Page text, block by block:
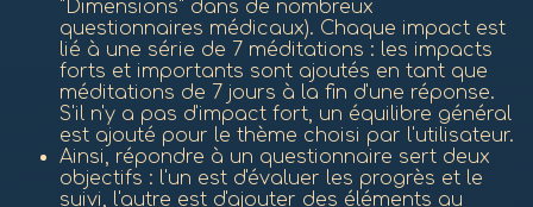
"Dimensions" dans de nombreux
questionnaires médicaux). Chaque impact est
lié à une série de 7 méditations : les impacts
forts et importants sont ajoutés en tant que
méditations de 7 jours à la fin d'une réponse.
S'il n'y a pas d'impact fort, un équilibre général
est ajouté pour le thème choisi par l'utilisateur.
Ainsi, répondre à un questionnaire sert deux
objectifs : l'un est d'évaluer les progrès et le
suivi, l'autre est d'ajouter des éléments au